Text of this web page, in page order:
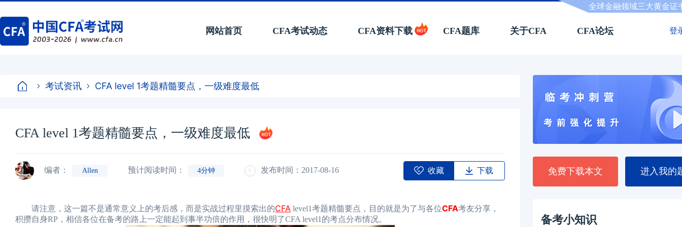
全球金融领域三大黄金证
网站首页 CFA考试动态 CFA资料下载 CFA题库 关于CFA CFA论坛 登
考试资讯 CFA level 1考题精髓要点，一级难度最低
CFA level 1考题精髓要点，一级难度最低
编者： Allen 预计阅读时间： 4分钟 发布时间：2017-08-16 收藏 下载
请注意，这一篇不是通常意义上的考后感，而是实战过程里摸索出的CFA level1考题精髓要点，目的就是为了与各位CFA考友分享，
积攒自身RP，相信各位在备考的路上一定能起到事半功倍的作用，很快明了CFA level1的考点分布情况。
免费下载本文 进入我的
备考小知识